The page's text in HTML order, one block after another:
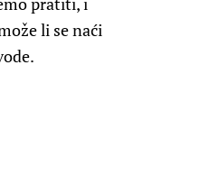
li se naći